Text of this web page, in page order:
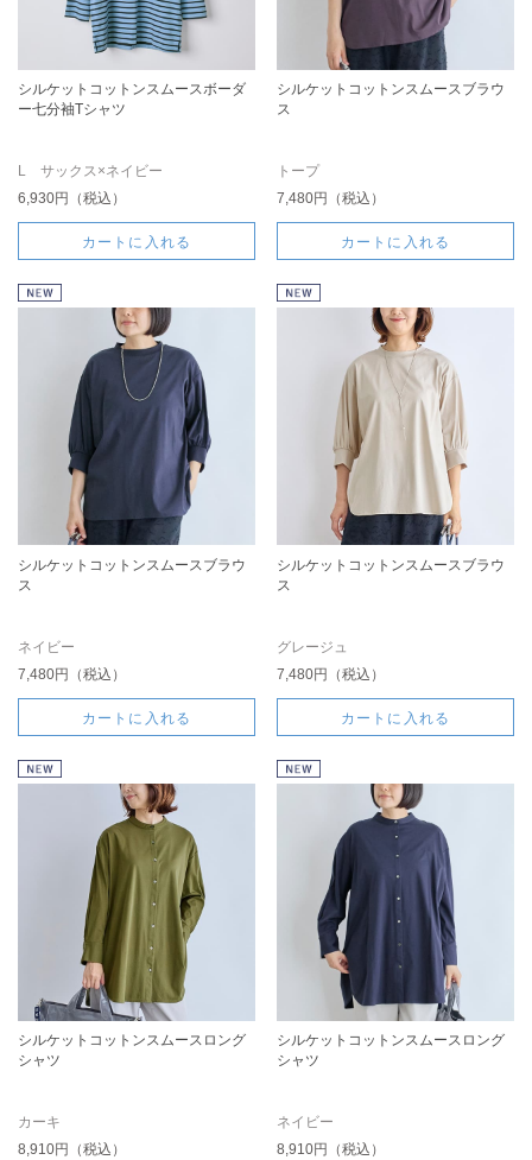
シルケットコットンスムースボーダ
ー七分袖Tシャツ
L サックス×ネイビー
6,930円（税込）
カートに入れる
シルケットコットンスムースブラウ
ス
トープ
7,480円（税込）
カートに入れる
シルケットコットンスムースブラウ
ス
ネイビー
7,480円（税込）
カートに入れる
シルケットコットンスムースブラウ
ス
グレージュ
7,480円（税込）
カートに入れる
シルケットコットンスムースロング
シャツ
カーキ
8,910円（税込）
シルケットコットンスムースロング
シャツ
ネイビー
8,910円（税込）